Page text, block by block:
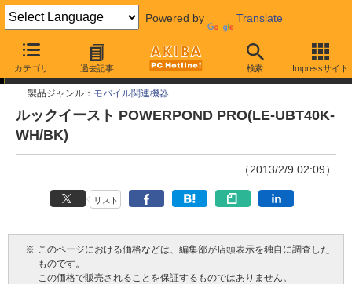
Powered by Translate
カテゴリ 過去記事 検索 Impressサイト
今週見つけた新製品
製品ジャンル： モバイル関連機器
ルックイースト POWERPOND PRO(LE-UBT40K-
WH/BK)
（2013/2/9 02:09）
リスト
※ このページにおける価格などは、編集部が店頭表示を独自に調査した
ものです。
この価格で販売されることを保証するものではありません。